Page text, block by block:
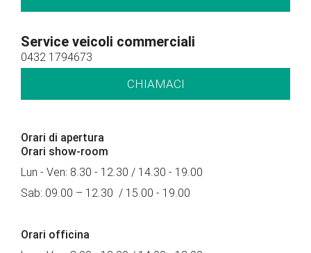
Service veicoli commerciali
0432 1794673
CHIAMACI
Orari di apertura
Orari show-room
Lun - Ven: 8.30 - 12.30 / 14.30 - 19.00
Sab: 09.00 – 12.30 / 15.00 - 19.00
Orari officina